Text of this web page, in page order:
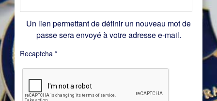
Un lien permettant de définir un nouveau mot de
passe sera envoyé à votre adresse e-mail.
Recaptcha *